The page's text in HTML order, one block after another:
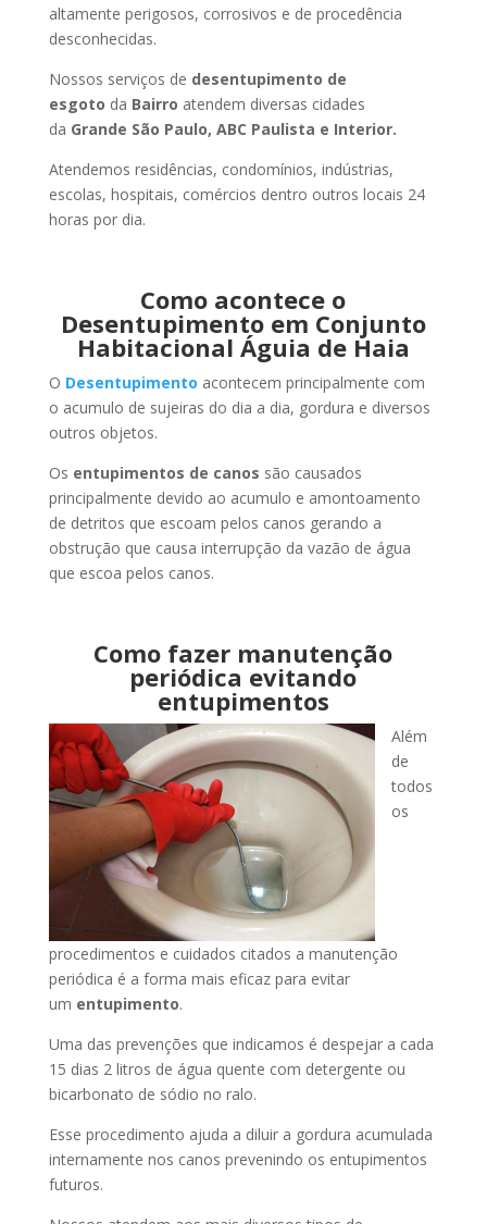
altamente perigosos, corrosivos e de procedência
desconhecidas.
Nossos serviços de desentupimento de
esgoto da Bairro atendem diversas cidades
da Grande São Paulo, ABC Paulista e Interior.
Atendemos residências, condomínios, indústrias,
escolas, hospitais, comércios dentro outros locais 24
horas por dia.
Como acontece o
Desentupimento em Conjunto
Habitacional Águia de Haia
O Desentupimento acontecem principalmente com
o acumulo de sujeiras do dia a dia, gordura e diversos
outros objetos.
Os entupimentos de canos são causados
principalmente devido ao acumulo e amontoamento
de detritos que escoam pelos canos gerando a
obstrução que causa interrupção da vazão de água
que escoa pelos canos.
Como fazer manutenção
periódica evitando
entupimentos
Além
de
todos
os
procedimentos e cuidados citados a manutenção
periódica é a forma mais eficaz para evitar
um entupimento.
Uma das prevenções que indicamos é despejar a cada
15 dias 2 litros de água quente com detergente ou
bicarbonato de sódio no ralo.
Esse procedimento ajuda a diluir a gordura acumulada
internamente nos canos prevenindo os entupimentos
futuros.